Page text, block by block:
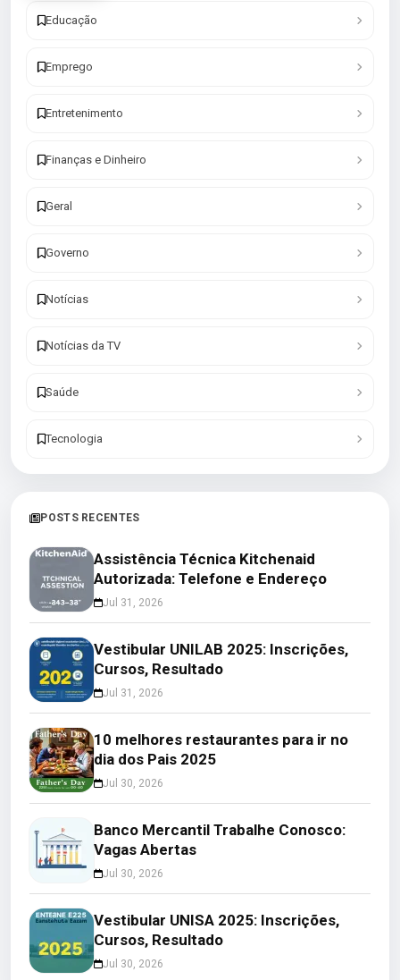
Educação
Emprego
Entretenimento
Finanças e Dinheiro
Geral
Governo
Notícias
Notícias da TV
Saúde
Tecnologia
POSTS RECENTES
Assistência Técnica Kitchenaid
Autorizada: Telefone e Endereço
Jul 31, 2026
Vestibular UNILAB 2025: Inscrições,
Cursos, Resultado
Jul 31, 2026
10 melhores restaurantes para ir no
dia dos Pais 2025
Jul 30, 2026
Banco Mercantil Trabalhe Conosco:
Vagas Abertas
Jul 30, 2026
Vestibular UNISA 2025: Inscrições,
Cursos, Resultado
Jul 30, 2026